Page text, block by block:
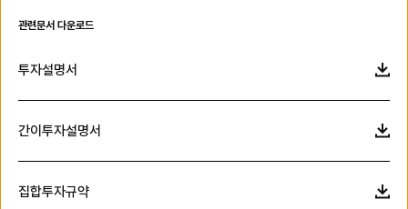
관련문서 다운로드
투자설명서
간이투자설명서
집합투자규약